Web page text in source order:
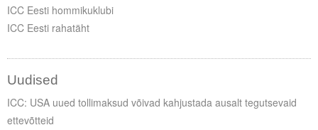
ICC Eesti hommikuklubi
ICC Eesti rahatäht
Uudised
ICC: USA uued tollimaksud võivad kahjustada ausalt tegutsevaid
ettevõtteid